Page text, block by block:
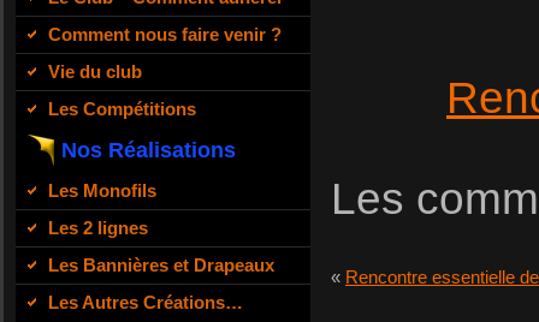
Comment nous faire venir ?
Vie du club
Les Compétitions
Nos Réalisations
Les Monofils
Les 2 lignes
Les Bannières et Drapeaux
Les Autres Créations…
Les
« Rencontre essentielle